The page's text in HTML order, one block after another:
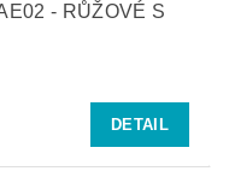
- RŮŽOVÉ S
DETAIL